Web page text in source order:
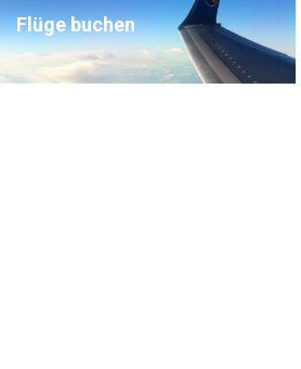
Flüge buchen